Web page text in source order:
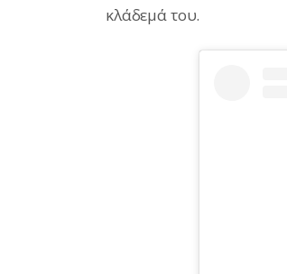
κλάδεμά του.